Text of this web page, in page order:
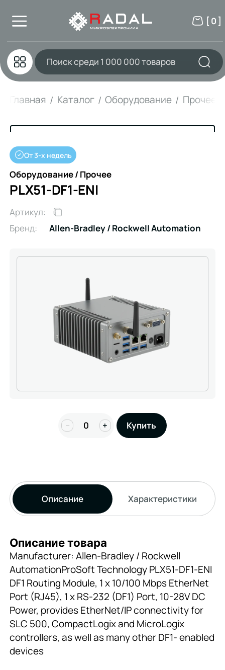
[ 0 ]
Главная Каталог Оборудование Прочее
От 3-х недель
Оборудование / Прочее
PLX51-DF1-ENI
Артикул:
Бренд:
Allen-Bradley / Rockwell Automation
− + Купить
Описание Характеристики
Описание товара
Manufacturer: Allen-Bradley / Rockwell
AutomationProSoft Technology PLX51-DF1-ENI
DF1 Routing Module, 1 x 10/100 Mbps EtherNet
Port (RJ45), 1 x RS-232 (DF1) Port, 10-28V DC
Power, provides EtherNet/IP connectivity for
SLC 500, CompactLogix and MicroLogix
controllers, as well as many other DF1- enabled
devices